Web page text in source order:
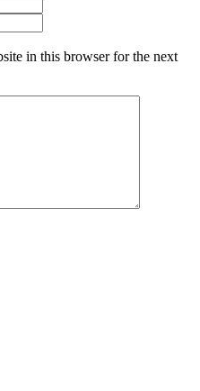
in this browser for the next